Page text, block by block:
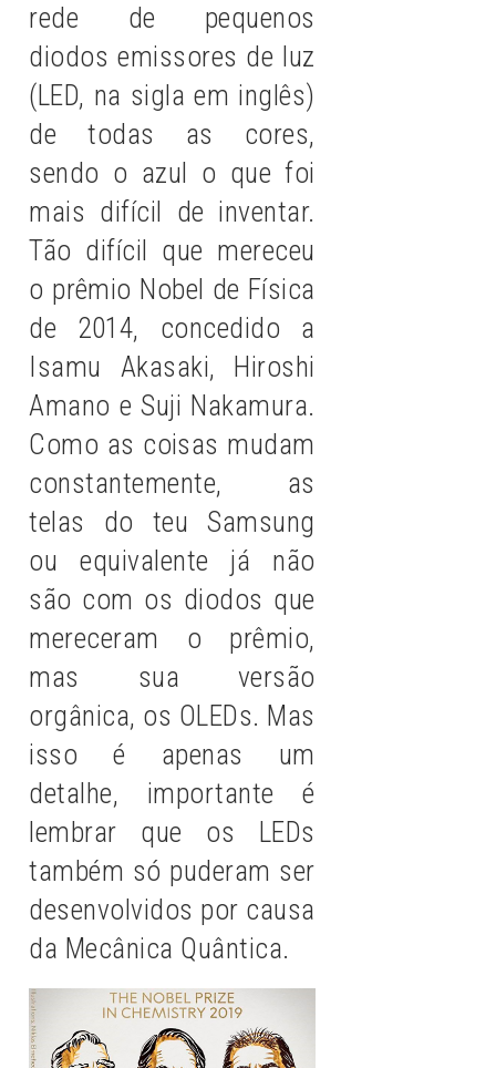
rede de pequenos
diodos emissores de luz
(LED, na sigla em inglês)
de todas as cores,
sendo o azul o que foi
mais difícil de inventar.
Tão difícil que mereceu
o prêmio Nobel de Física
de 2014, concedido a
Isamu Akasaki, Hiroshi
Amano e Suji Nakamura.
Como as coisas mudam
constantemente, as
telas do teu Samsung
ou equivalente já não
são com os diodos que
mereceram o prêmio,
mas sua versão
orgânica, os OLEDs. Mas
isso é apenas um
detalhe, importante é
lembrar que os LEDs
também só puderam ser
desenvolvidos por causa
da Mecânica Quântica.